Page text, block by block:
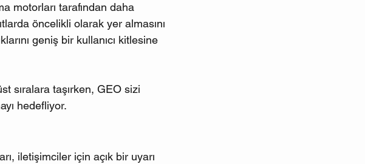
motorları tarafından daha
öncelikli olarak yer almasını
geniş bir kullanıcı kitlesine
sıralara taşırken, GEO sizi
hedefliyor.
iletişimciler için açık bir uyarı